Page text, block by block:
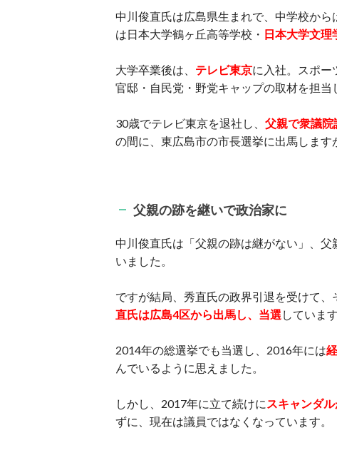
中川俊直氏は広島県生まれで、中学校か
は日本大学鶴ヶ丘高等学校・ 日本大学文理
大学卒業後は、 テレビ東京に入社。スポー
官邸・自民党・野党キャップの取材を担当
30歳でテレビ東京を退社し、 父親で衆議
の間に、東広島市の市長選挙に出馬します
父親の跡を継いで政治家に
中川俊直氏は「父親の跡は継がない」、
いました。
ですが結局、秀直氏の政界引退を受けて、
直氏は広島4区から出馬し、当選 しています
2014年の総選挙でも当選し、2016年には
んでいるように思えました。
しかし、2017年に立て続けに スキャンダ
ずに、現在は議員ではなくなっています。